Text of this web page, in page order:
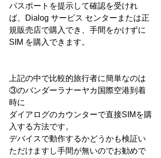
パスポートを提示して確認を受けれ
ば、Dialog サービス センターまたは正
規販売店で購入でき、手間をかけずに
SIM を購入できます。
上記の中で比較的旅行者に簡単なのは
③のバンダーラナーヤカ国際空港到着
時に
ダイアログのカウンターで直接SIMを購
入する方法です。
デバイスで動作するかどうかも検証い
ただけますし手間が無いのでお勧めで